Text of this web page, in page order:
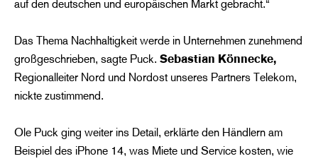
auf den deutschen und europäischen Markt gebracht.“
Das Thema Nachhaltigkeit werde in Unternehmen zunehmend
großgeschrieben, sagte Puck. Sebastian Könnecke,
Regionalleiter Nord und Nordost unseres Partners Telekom,
nickte zustimmend.
Ole Puck ging weiter ins Detail, erklärte den Händlern am
Beispiel des iPhone 14, was Miete und Service kosten, wie